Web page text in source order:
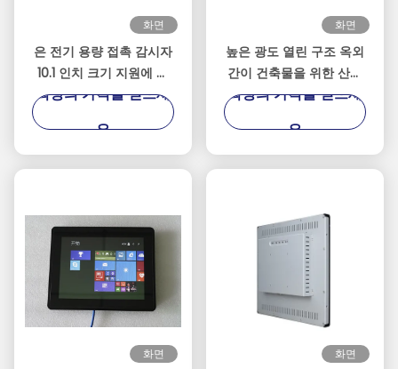
화면
은 전기 용량 접촉 감시자
10.1 인치 크기 지원에 의
하여 끼워넣어지는 설치
최상의 가격을 얻으세
요
화면
높은 광도 열린 구조 옥외
간이 건축물을 위한 산업
터치스크린 감시자
최상의 가격을 얻으세
요
화면 화면